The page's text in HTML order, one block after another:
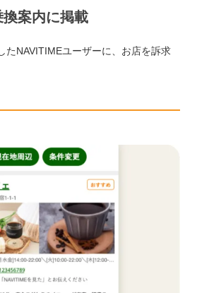
換案内に掲載
たNAVITIMEユーザーに、お店を訴求